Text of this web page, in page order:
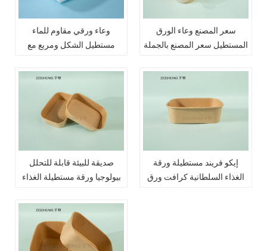
وعاء ورقي مقاوم للماء
مستطيل الشكل ومربع مع
سعر المصنع وعاء الورق
المستطيل سعر المصنع بالجملة
صديقة للبيئة قابلة للتحلل
بيولوجيا ورقة مستطيلة الغذاء
اغطية PP
إيكو فريند مستطيلة ورقة
الغذاء السلطانية كرافت ورق